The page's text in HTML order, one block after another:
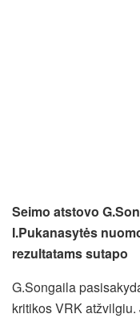
Seimo atstovo
I.Pukanasytės
rezultatams sutapo
G.Songaila
kritikos VRK